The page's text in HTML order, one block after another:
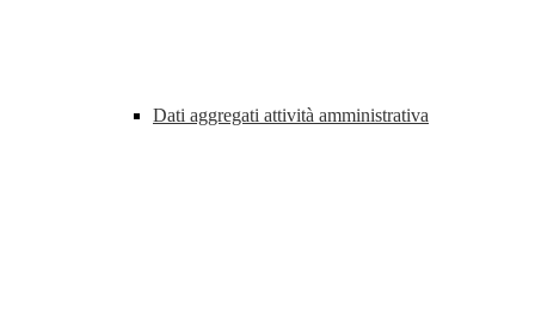
Dati aggregati attività amministrativa